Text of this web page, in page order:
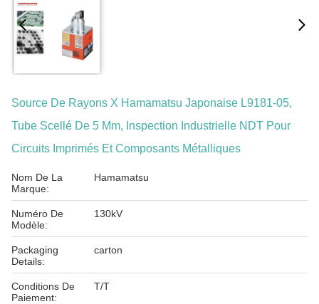
Source De Rayons X Hamamatsu Japonaise L9181-05,
Tube Scellé De 5 Μm, Inspection Industrielle NDT Pour
Circuits Imprimés Et Composants Métalliques
Nom De La
Marque:
Hamamatsu
Numéro De
Modèle:
130kV
Packaging
Details:
carton
Conditions De
Paiement:
T/T